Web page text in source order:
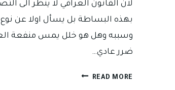
لان القانون العراقي لا ينظر الى
بهذه البساطة بل يسأل اولا عن
وسببه وهل هو خلل يمس منفعة
ضرر عادي…
READ MORE من